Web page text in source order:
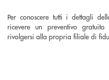
Per conoscere tutti i dettagli
ricevere un preventivo
rivolgersi alla propria filiale di